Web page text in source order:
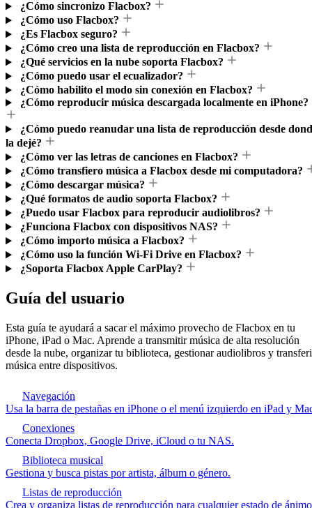
¿Cómo sincronizo Flacbox?
¿Cómo uso Flacbox?
¿Es Flacbox seguro?
¿Cómo creo una lista de reproducción en Flacbox?
¿Qué servicios en la nube soporta Flacbox?
¿Cómo puedo usar el ecualizador?
¿Cómo habilito el modo sin conexión en Flacbox?
¿Cómo reproducir música descargada localmente en iPhone?
¿Cómo puedo reanudar una lista de reproducción desde
la dejé?
¿Cómo ver las letras de canciones en Flacbox?
¿Cómo transfiero música a Flacbox desde mi computadora?
¿Cómo descargar música?
¿Qué formatos de audio soporta Flacbox?
¿Puedo usar Flacbox para reproducir audiolibros?
¿Funciona Flacbox con dispositivos NAS?
¿Cómo importo música a Flacbox?
¿Cómo uso la función Wi-Fi Drive en Flacbox?
¿Soporta Flacbox Apple CarPlay?
Guía del usuario
Esta guía te ayudará a sacar el máximo provecho de Flacbox en tu
iPhone, iPad o Mac. Aprende a transmitir música de alta resolución
desde la nube, organizar tu biblioteca, gestionar audiolibros y
música entre dispositivos.
Navegación
Usa la barra de pestañas en iPhone o el menú izquierdo en iPad y
Conexiones
Conecta Dropbox, Google Drive, iCloud o tu NAS.
Biblioteca musical
Gestiona y busca pistas por artista, álbum o género.
Listas de reproducción
Crea y organiza listas de reproducción para cualquier estado de ánimo